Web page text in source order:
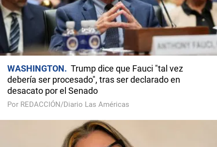
WASHINGTON
Trump dice que Fauci "tal vez
debería ser procesado", tras ser declarado en
desacato por el Senado
Por REDACCIÓN/Diario Las Américas